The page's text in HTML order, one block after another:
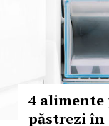
4 alimente
păstrezi